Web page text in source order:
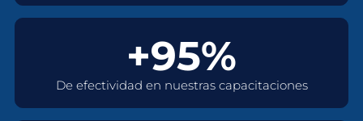
+95%
De efectividad en nuestras capacitaciones